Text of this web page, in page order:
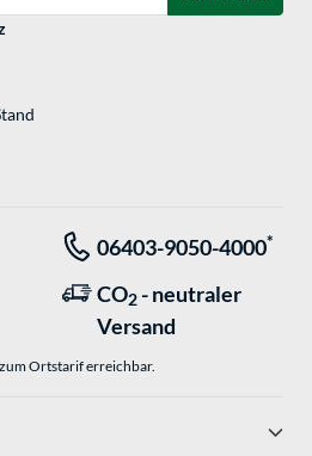
06403-9050-4000*
CO2 - neutraler
Versand
Ortstarif erreichbar.